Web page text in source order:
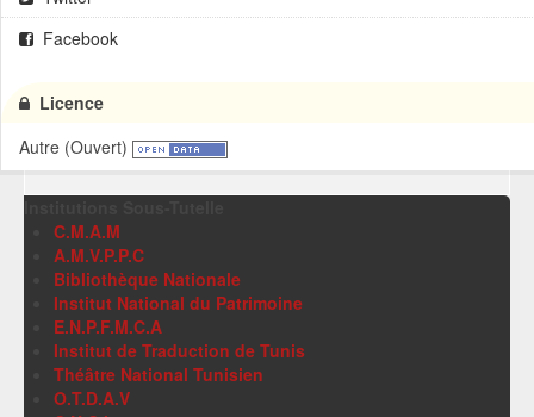
Facebook
Licence
Autre (Ouvert)
C.M.A.M
A.M.V.P.P.C
Bibliothèque Nationale
Institut National du Patrimoine
E.N.P.F.M.C.A
Institut de Traduction de Tunis
Théâtre National Tunisien
O.T.D.A.V